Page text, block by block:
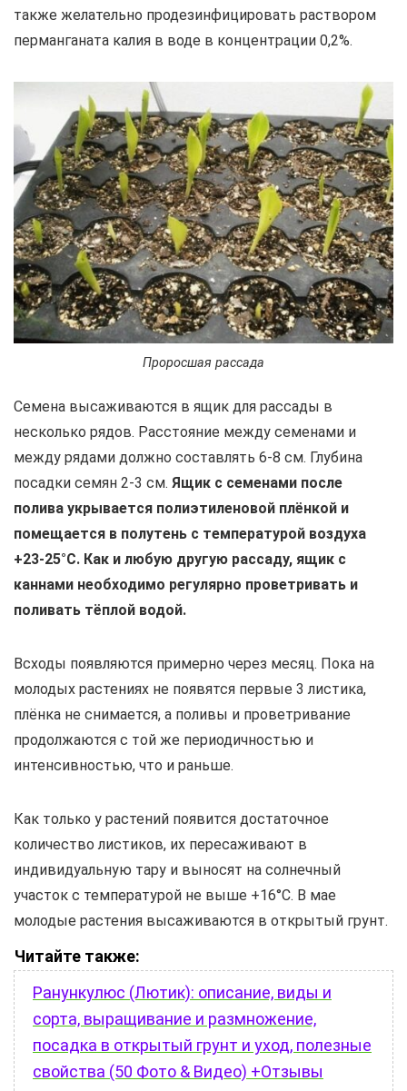
также желательно продезинфицировать раствором
перманганата калия в воде в концентрации 0,2%.
Проросшая рассада
Семена высаживаются в ящик для рассады в
несколько рядов. Расстояние между семенами и
между рядами должно составлять 6-8 см. Глубина
посадки семян 2-3 см. Ящик с семенами после
полива укрывается полиэтиленовой плёнкой и
помещается в полутень с температурой воздуха
+23-25°С. Как и любую другую рассаду, ящик с
каннами необходимо регулярно проветривать и
поливать тёплой водой.
Всходы появляются примерно через месяц. Пока на
молодых растениях не появятся первые 3 листика,
плёнка не снимается, а поливы и проветривание
продолжаются с той же периодичностью и
интенсивностью, что и раньше.
Как только у растений появится достаточное
количество листиков, их пересаживают в
индивидуальную тару и выносят на солнечный
участок с температурой не выше +16°С. В мае
молодые растения высаживаются в открытый грунт.
Читайте также:
Ранункулюс (Лютик): описание, виды и
сорта, выращивание и размножение,
посадка в открытый грунт и уход, полезные
свойства (50 Фото & Видео) +Отзывы